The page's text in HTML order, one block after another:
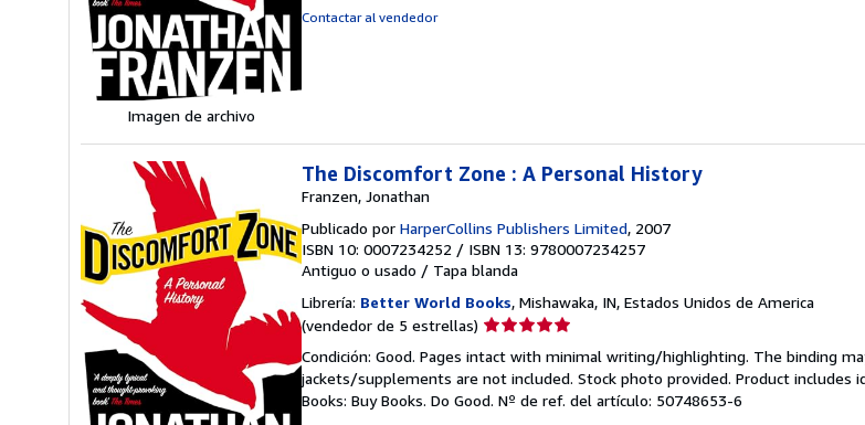
Imagen de archivo
Contactar al vendedor
The Discomfort Zone : A Personal History
Franzen, Jonathan
Publicado por HarperCollins Publishers Limited, 2007
ISBN 10: 0007234252 / ISBN 13: 9780007234257
Antiguo o usado / Tapa blanda
Librería: Better World Books, Mishawaka, IN, Estados Unidos de America
(vendedor de 5 estrellas) Calificación
vendedor:
5
de
Condición: Good. Pages intact with minimal writing/highlighting. The binding
jackets/supplements are not included. Stock photo provided. Product includes
Books: Buy Books. Do Good. Nº de ref. del artículo: 50748653-6